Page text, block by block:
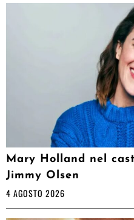
Mary Holland nel
Jimmy Olsen
4 AGOSTO 2026